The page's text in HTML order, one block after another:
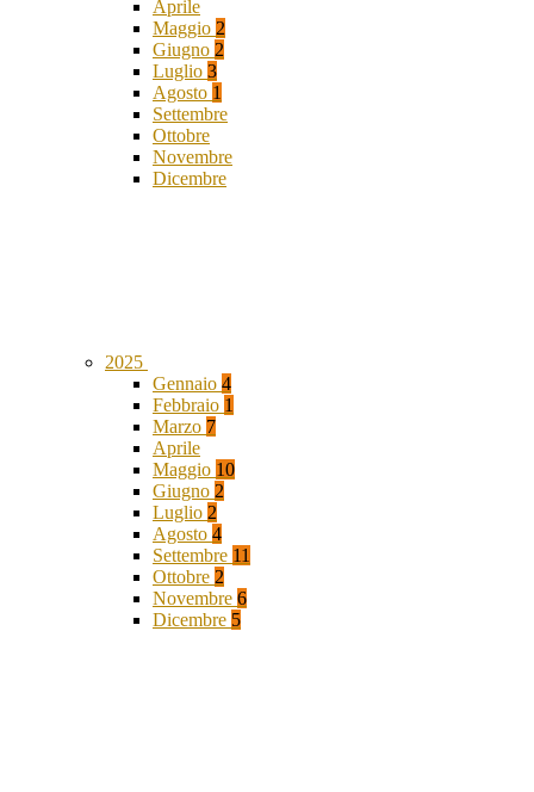
Aprile
Maggio 2
Giugno 2
Luglio 3
Agosto 1
Settembre
Ottobre
Novembre
Dicembre
2025
Gennaio 4
Febbraio 1
Marzo 7
Aprile
Maggio 10
Giugno 2
Luglio 2
Agosto 4
Settembre 11
Ottobre 2
Novembre 6
Dicembre 5